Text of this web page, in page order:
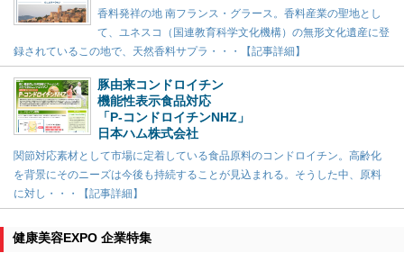
香料発祥の地 南フランス・グラース。香料産業の聖地とし
て、ユネスコ（国連教育科学文化機構）の無形文化遺産に登
録されているこの地で、天然香料サプラ・・・【記事詳細】
豚由来コンドロイチン
機能性表示食品対応
「P-コンドロイチンNHZ」
日本ハム株式会社
関節対応素材として市場に定着している食品原料のコンドロイチン。高齢化
を背景にそのニーズは今後も持続することが見込まれる。そうした中、原料
に対し・・・【記事詳細】
健康美容EXPO 企業特集